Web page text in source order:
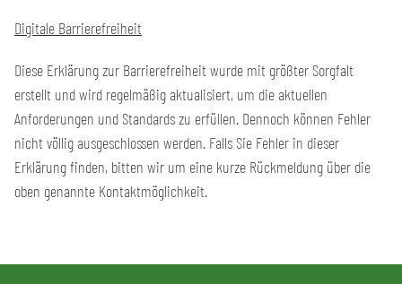
Digitale Barrierefreiheit
Diese Erklärung zur Barrierefreiheit wurde mit größter Sorgfalt
erstellt und wird regelmäßig aktualisiert, um die aktuellen
Anforderungen und Standards zu erfüllen. Dennoch können Fehler
nicht völlig ausgeschlossen werden. Falls Sie Fehler in dieser
Erklärung finden, bitten wir um eine kurze Rückmeldung über die
oben genannte Kontaktmöglichkeit.